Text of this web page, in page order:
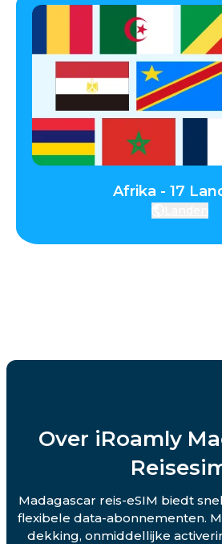
Afrika - 17
Over iRoamly
Madagascar reis-eSIM biedt
flexibele data-abonnementen.
dekking, onmiddellijke